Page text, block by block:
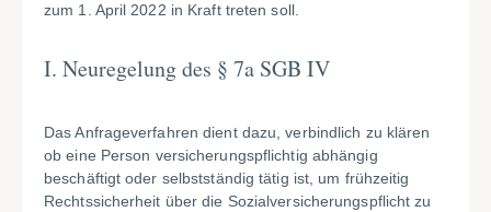
zum 1. April 2022 in Kraft treten soll.
I. Neuregelung des § 7a SGB IV
Das Anfrageverfahren dient dazu, verbindlich zu klären
ob eine Person versicherungspflichtig abhängig
beschäftigt oder selbstständig tätig ist, um frühzeitig
Rechtssicherheit über die Sozialversicherungspflicht zu